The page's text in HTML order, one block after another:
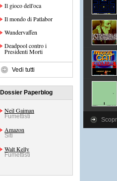
Il gioco dell'oca
Il mondo di Patlabor
Wundervaffen
Deadpool contro i
Presidenti Morti
Vedi tutti
Dossier Paperblog
Neil Gaiman
Fumettisti
Amazon
Siti
Walt Kelly
Fumettisti